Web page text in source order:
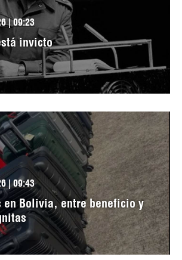
| 09:23
invicto
| 09:43
en Bolivia, entre beneficio y